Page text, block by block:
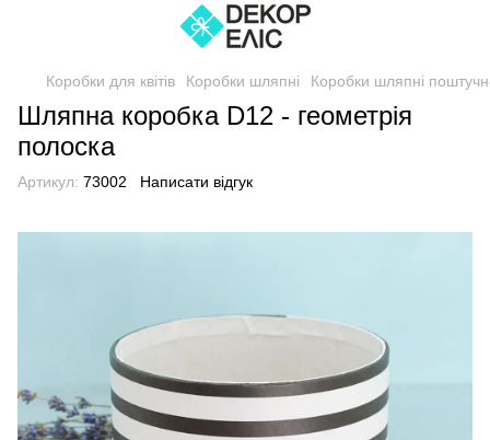
Коробки для квітів Коробки шляпні Коробки шляпні
Шляпна коробка D12 - геометрія
полоска
Артикул: 73002 Написати відгук